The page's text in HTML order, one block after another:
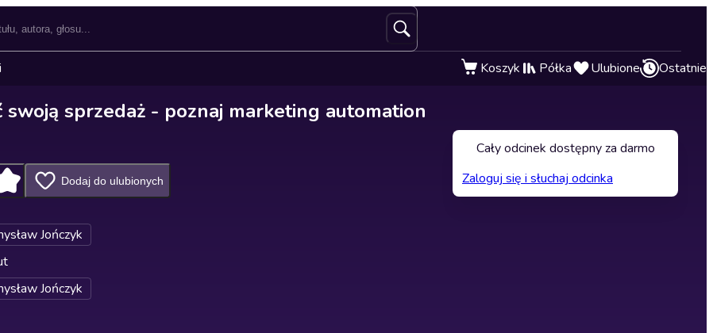
Koszyk Półka Ulubione Ostatnie
swoją sprzedaż - poznaj marketing automation
Dodaj do ulubionych
Jończyk
Jończyk
Cały odcinek dostępny za darmo
Zaloguj się i słuchaj odcinka